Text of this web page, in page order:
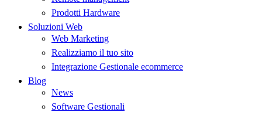
Prodotti Hardware
Soluzioni Web
Web Marketing
Realizziamo il tuo sito
Integrazione Gestionale ecommerce
Blog
News
Software Gestionali